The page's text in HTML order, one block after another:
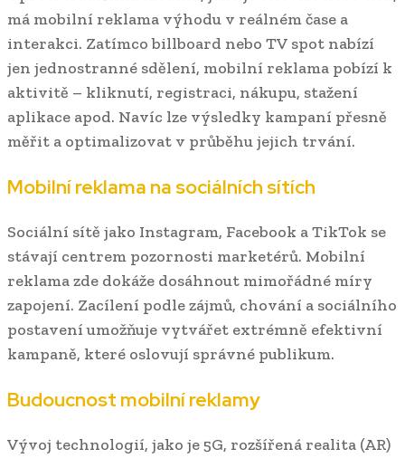
má mobilní reklama výhodu v reálném čase a
interakci. Zatímco billboard nebo TV spot nabízí
jen jednostranné sdělení, mobilní reklama pobízí k
aktivitě – kliknutí, registraci, nákupu, stažení
aplikace apod. Navíc lze výsledky kampaní přesně
měřit a optimalizovat v průběhu jejich trvání.
Mobilní reklama na sociálních sítích
Sociální sítě jako Instagram, Facebook a TikTok se
stávají centrem pozornosti marketérů. Mobilní
reklama zde dokáže dosáhnout mimořádné míry
zapojení. Zacílení podle zájmů, chování a sociálního
postavení umožňuje vytvářet extrémně efektivní
kampaně, které oslovují správné publikum.
Budoucnost mobilní reklamy
Vývoj technologií, jako je 5G, rozšířená realita (AR)